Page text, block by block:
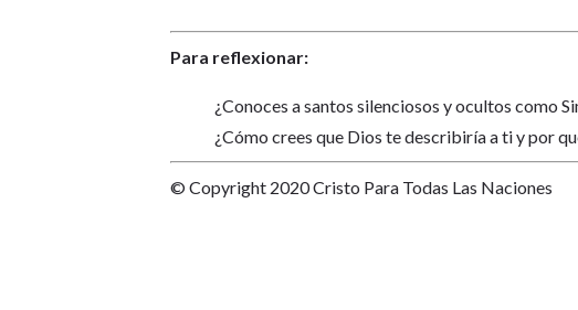
Para reflexionar:
¿Conoces a santos silenciosos y ocultos como
¿Cómo crees que Dios te describiría a ti y por
© Copyright 2020 Cristo Para Todas Las Naciones